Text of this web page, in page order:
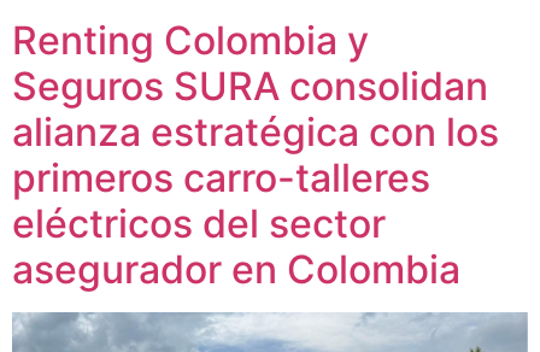
Renting Colombia y
Seguros SURA consolidan
alianza estratégica con los
primeros carro-talleres
eléctricos del sector
asegurador en Colombia